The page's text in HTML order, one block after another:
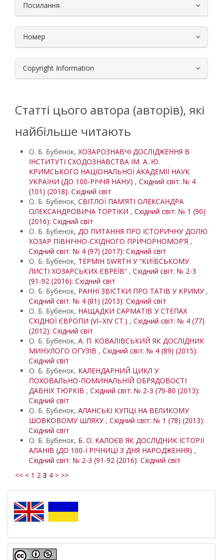
Посилання
Номер
Copyright Information
Статті цього автора (авторів), які
найбільше читають
О. Б. Бубенок, ХОЗАРОЗНАВЧІ ДОСЛІДЖЕННЯ В
ІНСТИТУТІ СХОДОЗНАВСТВА ІМ. А. Ю.
КРИМСЬКОГО НАЦІОНАЛЬНОЇ АКАДЕМІЇ НАУК
УКРАЇНИ (ДО 100-РІЧЧЯ НАНУ) , Східний світ: № 4
(101) (2018): Східний світ
О. Б. Бубенок, СВІТЛОЇ ПАМ’ЯТІ ОЛЕКСАНДРА
ОЛЕКСАНДРОВИЧА ТОРТІКИ , Східний світ: № 1 (90)
(2016): Східний світ
О. Б. Бубенок, ДО ПИТАННЯ ПРО ІСТОРИЧНУ ДОЛЮ
ХОЗАР ПІВНІЧНО-СХІДНОГО ПРИЧОРНОМОР’Я ,
Східний світ: № 4 (97) (2017): Східний світ
О. Б. Бубенок, ТЕРМІН SWRTH У “КИЇВСЬКОМУ
ЛИСТІ ХОЗАРСЬКИХ ЄВРЕЇВ” , Східний світ: № 2-3
(91-92 (2016): Східний світ
О. Б. Бубенок, РАННІ ЗВІСТКИ ПРО ТАТІВ У КРИМУ ,
Східний світ: № 4 (81) (2013): Східний світ
О. Б. Бубенок, НАЩАДКИ САРМАТІВ У СТЕПАХ
СХІДНОЇ ЄВРОПИ (VI–XIV СТ.) , Східний світ: № 4 (77)
(2012): Східний світ
О. Б. Бубенок, А. П. КОВАЛІВСЬКИЙ ЯК ДОСЛІДНИК
МИНУЛОГО ОГУЗІВ , Східний світ: № 4 (89) (2015):
Східний світ
О. Б. Бубенок, КАЛЕНДАРНИЙ ЦИКЛ У
ПОХОВАЛЬНО-ПОМИНАЛЬНІЙ ОБРЯДОВОСТІ
ДАВНІХ ТЮРКІВ , Східний світ: № 2-3 (79-80 (2013):
Східний світ
О. Б. Бубенок, АЛАНСЬКІ КУПЦІ НА ВЕЛИКОМУ
ШОВКОВОМУ ШЛЯХУ , Східний світ: № 1 (78) (2013):
Східний світ
О. Б. Бубенок, Б. О. КАЛОЄВ ЯК ДОСЛІДНИК ІСТОРІЇ
АЛАНІВ (ДО 100-Ї РІЧНИЦІ З ДНЯ НАРОДЖЕННЯ) ,
Східний світ: № 2-3 (91-92 (2016): Східний світ
<< < 1 2 3 4 > >>